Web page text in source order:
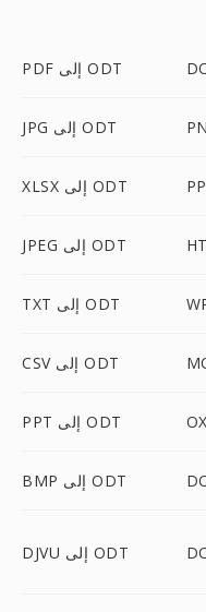
PDF إلى ODT
JPG إلى ODT
XLSX إلى ODT
JPEG إلى ODT
TXT إلى ODT
CSV إلى ODT
PPT إلى ODT
BMP إلى ODT
DJVU إلى ODT